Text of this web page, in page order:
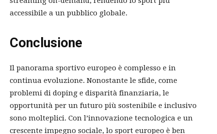
accessibile a un pubblico globale.
Conclusione
Il panorama sportivo europeo è complesso e in
continua evoluzione. Nonostante le sfide, come
problemi di doping e disparità finanziaria, le
opportunità per un futuro più sostenibile e inclusivo
sono molteplici. Con l’innovazione tecnologica e un
crescente impegno sociale, lo sport europeo è ben